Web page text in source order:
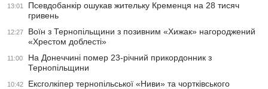
13:01
Псевдобанкір ошукав жительку Кременця на 28 тисяч
гривень
12:27
Воїн з Тернопільщини з позивним «Хижак» нагороджений
«Хрестом доблесті»
11:00
На Донеччині помер 23-річний прикордонник з
Тернопільщини
10:42 Ексголкіпер тернопільської «Ниви» та чортківського